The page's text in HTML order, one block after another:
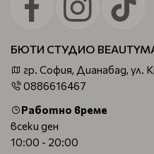
БЮТИ СТУДИО
гр. София, Дианабад, ул.
0886616467
Работно време
всеки ден
10:00 - 20:00